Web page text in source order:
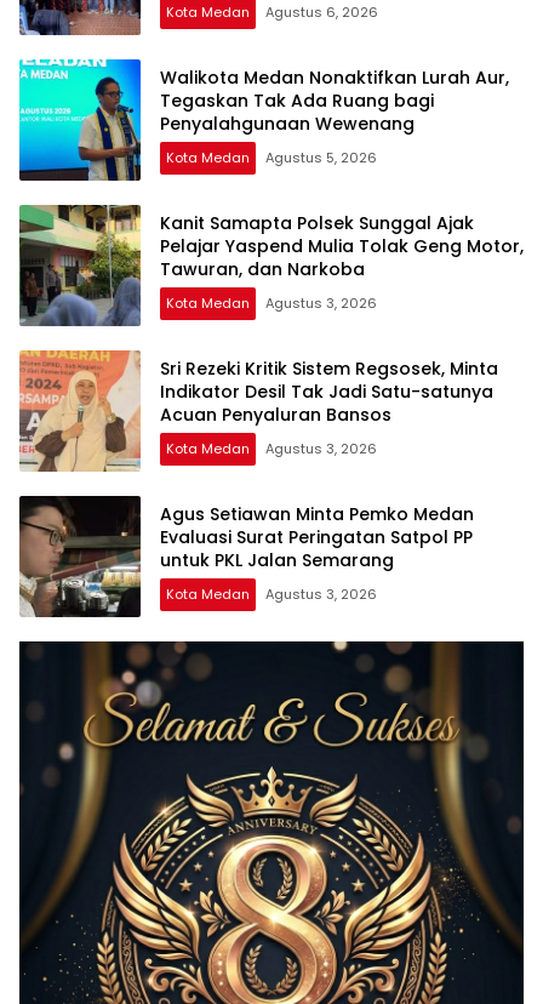
Kota Medan Agustus 6, 2026
Walikota Medan Nonaktifkan Lurah Aur,
Tegaskan Tak Ada Ruang bagi
Penyalahgunaan Wewenang
Kota Medan Agustus 5, 2026
Kanit Samapta Polsek Sunggal Ajak
Pelajar Yaspend Mulia Tolak Geng Motor,
Tawuran, dan Narkoba
Kota Medan Agustus 3, 2026
Sri Rezeki Kritik Sistem Regsosek, Minta
Indikator Desil Tak Jadi Satu-satunya
Acuan Penyaluran Bansos
Kota Medan Agustus 3, 2026
Agus Setiawan Minta Pemko Medan
Evaluasi Surat Peringatan Satpol PP
untuk PKL Jalan Semarang
Kota Medan Agustus 3, 2026